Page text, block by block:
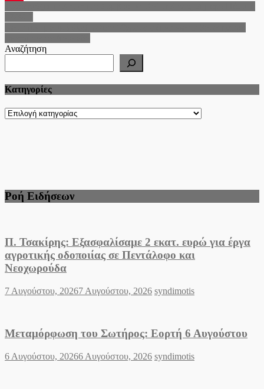
Pinterest
Πλοήγηση
άρθρων
Αναζήτηση
Kατηγορίες
Kατηγορίες
Ροή Ειδήσεων
Π. Τσακίρης: Εξασφαλίσαμε 2 εκατ. ευρώ για έργα
αγροτικής οδοποιίας σε Πεντάλοφο και
Νεοχωρούδα
Posted
7 Αυγούστου, 20267 Αυγούστου, 2026 Author
syndimotis
Μεταμόρφωση του Σωτήρος: Εορτή 6 Αυγούστου
Posted
6 Αυγούστου, 20266 Αυγούστου, 2026 Author
syndimotis